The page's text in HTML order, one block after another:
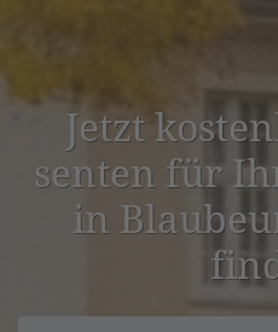
Jetzt
senten für
in